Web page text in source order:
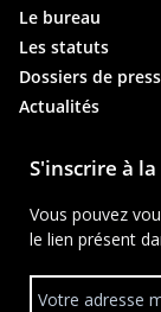
Le bureau
Les statuts
Dossiers de
Actualités
S'inscrire à
Vous pouvez
le lien présent